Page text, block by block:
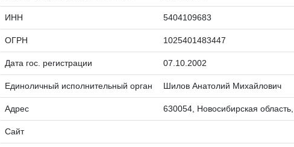
ИНН 5404109683
ОГРН 1025401483447
Дата гос. регистрации 07.10.2002
Единоличный исполнительный орган Шилов Анатолий Михайлович
Адрес 630054, Новосибирская
Сайт